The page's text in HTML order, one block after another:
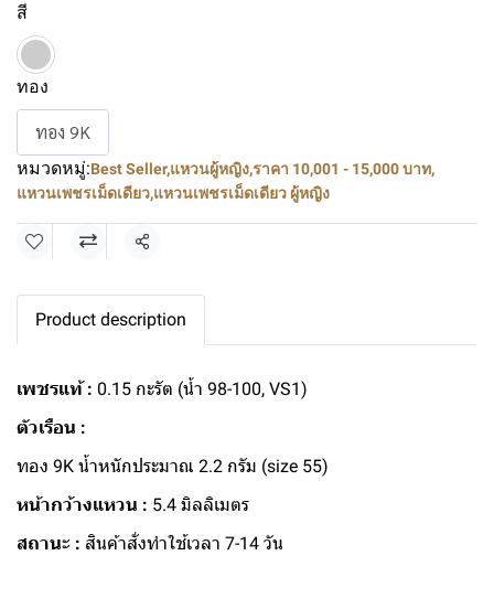
สี
ทอง
ทอง 9K
หมวดหมู่:Best Seller,แหวนผู้หญิง,ราคา 10,001 - 15,000 บาท,
แหวนเพชรเม็ดเดียว,แหวนเพชรเม็ดเดียว ผู้หญิง
แชร์
Product description
เพชรแท้ : 0.15 กะรัต (น้ำ 98-100, VS1)
ตัวเรือน :
ทอง 9K น้ำหนักประมาณ 2.2 กรัม (size 55)
หน้ากว้างแหวน : 5.4 มิลลิเมตร
สถานะ : สินค้าสั่งทำใช้เวลา 7-14 วัน